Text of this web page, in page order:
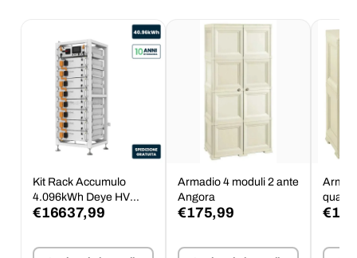
Kit Rack Accumulo
4.096kWh Deye HV
51.2V 100Ah + BMS +
€16637,99
Armadio 4 moduli 2 ante
Angora
€175,99